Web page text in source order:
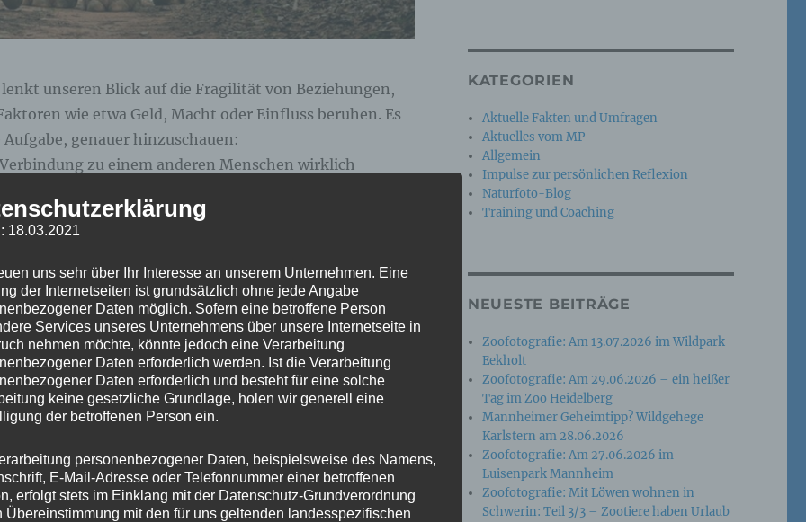
lenkt unseren Blick auf die Fragilität von Beziehungen,
wie etwa Geld, Macht oder Einfluss beruhen. Es
genauer hinzuschauen:
zu einem anderen Menschen wirklich
eigentlich nur Freund deiner aktuellen Visitenkarte?
Es schafft Anlässe, Begegnungen und
es birgt auch die Gefahr, dass Nähe mit Abhängigkeit
Wenn jemand bei uns bleibt, solange wir geben, stellt
das echte Verbundenheit – oder ein Tauschgeschäft?
wächst nicht aus materiellen Vorteilen, sondern aus
und gegenseitiger Wertschätzung. Sie zeigt sich
in denen es nichts zu gewinnen gibt – außer die
zu sein.
Schritte zur Selbstreflexion:
KATEGORIEN
Aktuelle Fakten und Umfragen
Aktuelles vom MP
Allgemein
Impulse zur persönlichen Reflexion
Naturfoto-Blog
Training und Coaching
NEUESTE BEITRÄGE
Zoofotografie: Am 13.07.2026 im Wildpark
Eekholt
Zoofotografie: Am 29.06.2026 – ein heißer
Tag im Zoo Heidelberg
Mannheimer Geheimtipp? Wildgehege
Karlstern am 28.06.2026
Zoofotografie: Am 27.06.2026 im
Luisenpark Mannheim
Zoofotografie: Mit Löwen wohnen in
Schwerin: Teil 3/3 – Zootiere haben Urlaub
18.03.2021
uns sehr über Ihr Interesse an unserem Unternehmen. Eine
der Internetseiten ist grundsätzlich ohne jede Angabe
Daten möglich. Sofern eine betroffene Person
Services unseres Unternehmens über unsere Internetseite in
nehmen möchte, könnte jedoch eine Verarbeitung
Daten erforderlich werden. Ist die Verarbeitung
Daten erforderlich und besteht für eine solche
keine gesetzliche Grundlage, holen wir generell eine
der betroffenen Person ein.
personenbezogener Daten, beispielsweise des Namens,
E-Mail-Adresse oder Telefonnummer einer betroffenen
erfolgt stets im Einklang mit der Datenschutz-Grundverordnung
Übereinstimmung mit den für uns geltenden landesspezifischen